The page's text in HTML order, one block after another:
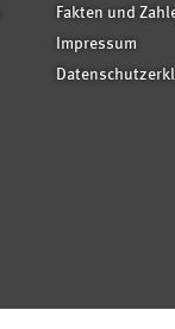
Fakten und
Impressum